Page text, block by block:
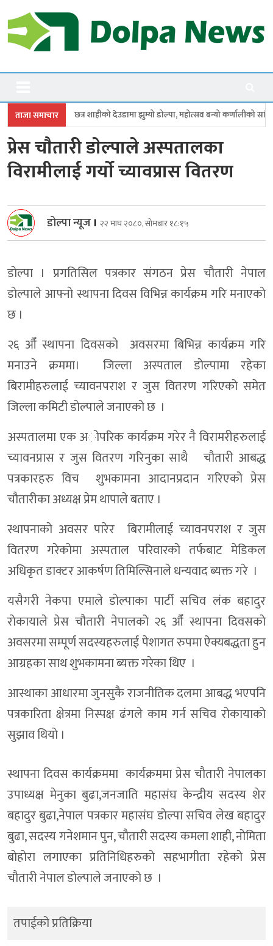
to
content
Dolpanews
ताजा समाचार
देउडामा झुम्यो डोल्पा, महोत्सव बन्यो कर्णालीको सांगीतिक उत्सव
प्रेस चाैतारी डाेल्पाले अस्पतालका
विरामीलाई गर्याे च्यावप्रास वितरण
डोल्पा न्यूज । २२ माघ २०८०, सोमबार १८:१५
डाेल्पा । प्रगतिसिल पत्रकार संगठन प्रेस चौतारी नेपाल
डाेल्पाले आफ्नाे स्थापना दिवस विभिन्न कार्यक्रम गरि मनाएकाे
छ ।
२६ औँ स्थापना दिवसकाे अवसरमा बिभिन्न कार्यक्रम गरि
मनाउने क्रममा। जिल्ला अस्पताल डाेल्पामा रहेका
बिरामीहरुलाई च्यावनपराश र जुस वितरण गरिएको समेत
जिल्ला कमिटी डाेल्पाले जनाएकाे छ ।
अस्पतालमा एक अोपरिक कार्यक्रम गरेर नै विरामरीहरुलाई
च्यावनप्रास र जुस वितरण गरिनुका साथै चाैतारी आबद्ध
पत्रकारहरु विच शुभकामना आदानप्रदान गरिएको प्रेस
चाैतारीका अध्यक्ष प्रेम थापाले बताए ।
स्थापनाकाे अवसर पारेर बिरामीलाई च्यावनपराश र जुस
वितरण गरेकाेमा अस्पताल परिवारकाे तर्फबाट मेडिकल
अधिकृत डाक्टर आकर्षण तिमिल्सिनाले धन्यवाद ब्यक्त गरे ।
यसैगरी नेकपा एमाले डाेल्पाका पार्टी सचिव लंक बहादुर
राेकायाले प्रेस चौतारी नेपालको २६ औँ स्थापना दिवसकाे
अवसरमा सम्पूर्ण सदस्यहरुलाई पेशागत रुपमा ऐक्यबद्धता हुन
आग्रहका साथ शुभकामना ब्यक्त गरेका थिए ।
आस्थाका आधारमा जुनसुकै राजनीतिक दलमा आबद्ध भएपनि
पत्रकारिता क्षेत्रमा निस्पक्ष ढंगले काम गर्न सचिव राेकायाकाे
सुझाव थियाे ।
स्थापना दिवस कार्यक्रममा कार्यक्रममा प्रेस चाैतारी नेपालका
उपाध्यक्ष मेनुका बुढा,जनजाति महासंघ केन्द्रीय सदस्य शेर
बहादुर बुढा,नेपाल पत्रकार महासंघ डाेल्पा सचिव लेख बहादुर
बुढा, सदस्य गनेशमान पुन, चाैतारी सदस्य कमला शाही, नाेमिता
बाेहाेरा लगाएका प्रतिनिधिहरुकाे सहभागीता रहेकाे प्रेस
चाैतारी नेपाल डाेल्पाले जनाएकाे छ ।
तपाईको प्रतिक्रिया